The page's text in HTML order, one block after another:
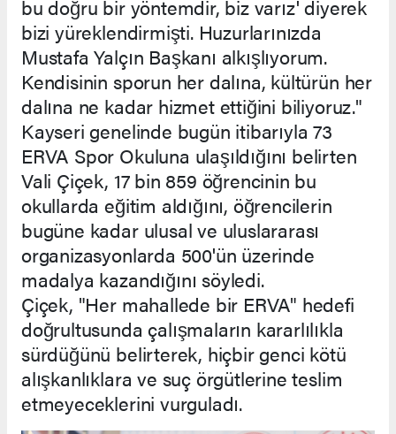
bu doğru bir yöntemdir, biz varız' diyerek
bizi yüreklendirmişti. Huzurlarınızda
Mustafa Yalçın Başkanı alkışlıyorum.
Kendisinin sporun her dalına, kültürün her
dalına ne kadar hizmet ettiğini biliyoruz."
Kayseri genelinde bugün itibarıyla 73
ERVA Spor Okuluna ulaşıldığını belirten
Vali Çiçek, 17 bin 859 öğrencinin bu
okullarda eğitim aldığını, öğrencilerin
bugüne kadar ulusal ve uluslararası
organizasyonlarda 500'ün üzerinde
madalya kazandığını söyledi.
Çiçek, "Her mahallede bir ERVA" hedefi
doğrultusunda çalışmaların kararlılıkla
sürdüğünü belirterek, hiçbir genci kötü
alışkanlıklara ve suç örgütlerine teslim
etmeyeceklerini vurguladı.